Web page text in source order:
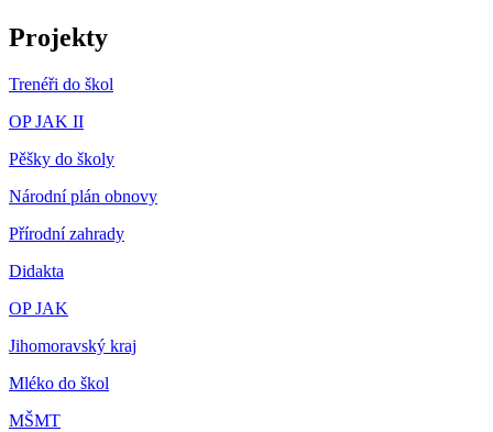
Projekty
Trenéři do škol
OP JAK II
Pěšky do školy
Národní plán obnovy
Přírodní zahrady
Didakta
OP JAK
Jihomoravský kraj
Mléko do škol
MŠMT